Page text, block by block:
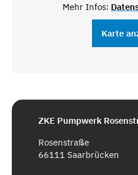
Mehr Infos:
Karte
ZKE Pumpwerk
Rosenstraße
66111 Saarbrücken